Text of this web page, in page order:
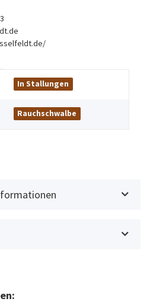
In Stallungen
Rauchschwalbe